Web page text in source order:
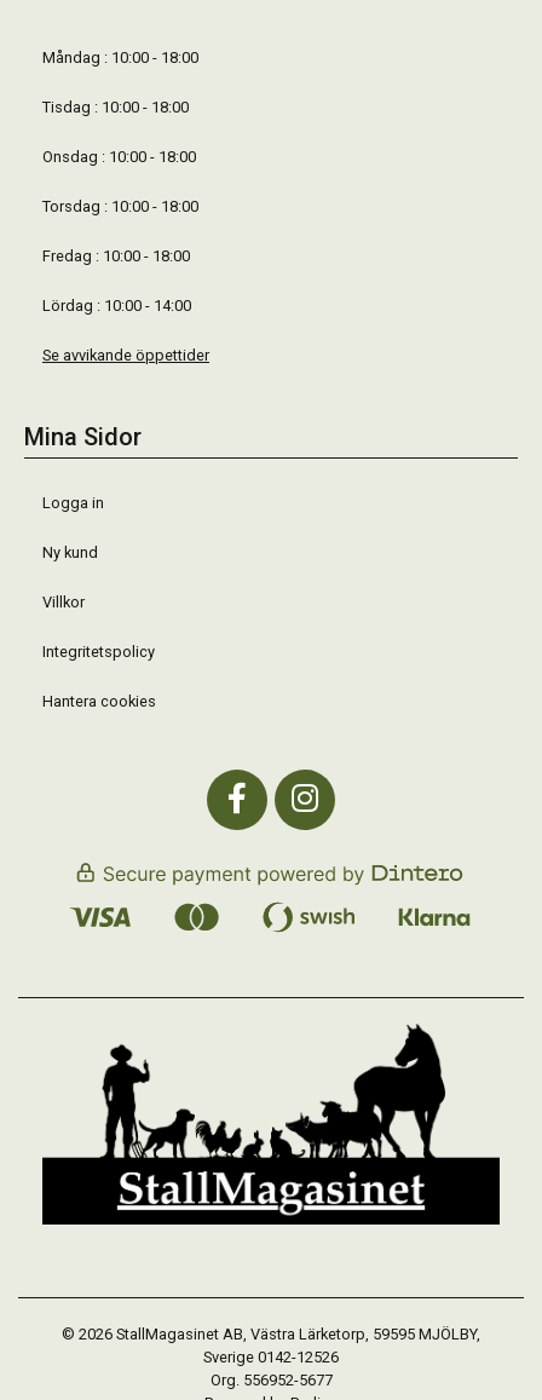
Måndag : 10:00 - 18:00
Tisdag : 10:00 - 18:00
Onsdag : 10:00 - 18:00
Torsdag : 10:00 - 18:00
Fredag : 10:00 - 18:00
Lördag : 10:00 - 14:00
Se avvikande öppettider
Mina Sidor
Logga in
Ny kund
Villkor
Integritetspolicy
Hantera cookies
© 2026 StallMagasinet AB, Västra Lärketorp, 59595 MJÖLBY,
Sverige 0142-12526
Org. 556952-5677